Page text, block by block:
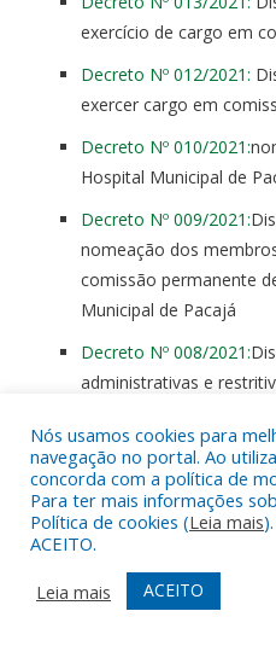
exercício de cargo em
Decreto Nº 012/2021:
exercer cargo em
Decreto Nº 010/2021:
Hospital Municipal de
Decreto Nº 009/2021:
nomeação dos
comissão permanente
Municipal de Pacajá
Decreto Nº 008/2021:
administrativas e
Município de Pacajá/Pa
Decreto Nº 007/2021:
de Janeiro de 2021, na
Pacajá, dá outras
Decreto Nº 006/2021:
Educação do Município
Nós usamos cookies para
navegação no portal. Ao
concorda com a política de
Para ter mais informações
Política de cookies (Leia mais
ACEITO.
Leia mais
ACEITO